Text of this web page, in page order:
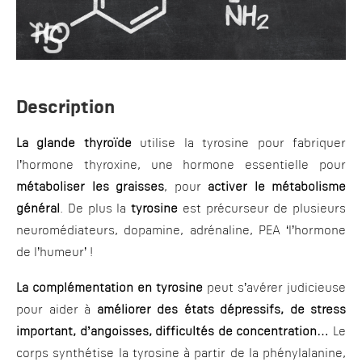
Description
La glande thyroïdeutilise la tyrosine pour fabriquer
l’hormone thyroxine, une hormone essentielle pour
métaboliser les graisses, pour activer le métabolisme
général. De plus la tyrosine est précurseur de plusieurs
neuromédiateurs, dopamine, adrénaline, PEA ‘l’hormone
de l’humeur’ !
La complémentation en tyrosine peut s’avérer judicieuse
pour aider à améliorer des états dépressifs, de stress
important, d’angoisses, difficultés de concentration… Le
corps synthétise la tyrosine à partir de la phénylalanine,